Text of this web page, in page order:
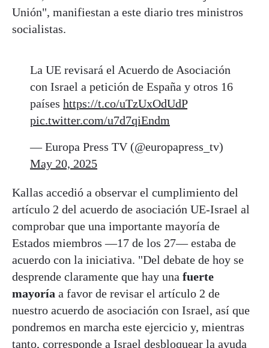
Unión", manifiestan a este diario tres ministros
socialistas.
La UE revisará el Acuerdo de Asociación
con Israel a petición de España y otros 16
países https://t.co/uTzUxOdUdP
pic.twitter.com/u7d7qiEndm
— Europa Press TV (@europapress_tv)
May 20, 2025
Kallas accedió a observar el cumplimiento del
artículo 2 del acuerdo de asociación UE-Israel al
comprobar que una importante mayoría de
Estados miembros —17 de los 27— estaba de
acuerdo con la iniciativa. "Del debate de hoy se
desprende claramente que hay una fuerte
mayoría a favor de revisar el artículo 2 de
nuestro acuerdo de asociación con Israel, así que
pondremos en marcha este ejercicio y, mientras
tanto, corresponde a Israel desbloquear la ayuda